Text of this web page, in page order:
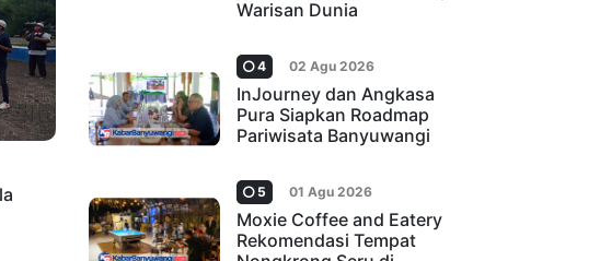
Warisan Dunia
4 02 Agu 2026
InJourney dan Angkasa
Pura Siapkan Roadmap
Pariwisata Banyuwangi
5 01 Agu 2026
Moxie Coffee and Eatery
Rekomendasi Tempat